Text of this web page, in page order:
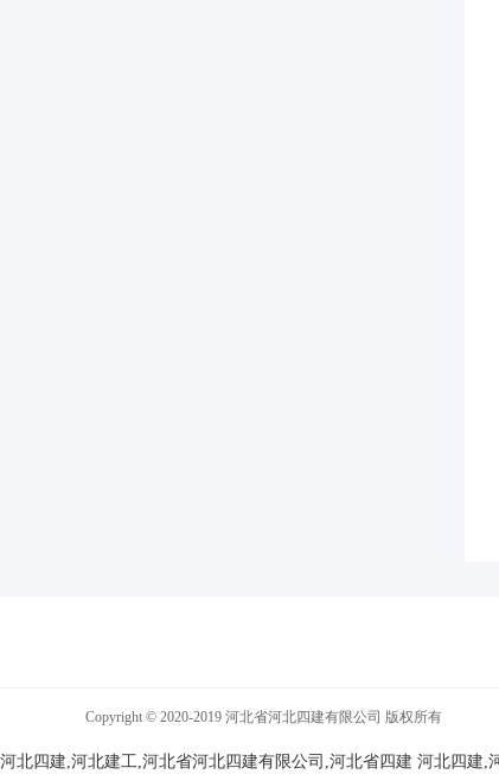
Copyright © 2020-2019 河北省河北四建有限公司 版权所有
河北四建,河北建工,河北省河北四建有限公司,河北省四建 河北四建,